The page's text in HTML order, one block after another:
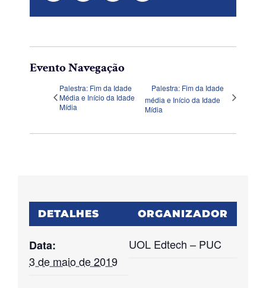
Evento Navegação
Palestra: Fim da Idade
Média e Início da Idade
Mídia
Palestra: Fim da Idade
média e Início da Idade
Mídia
DETALHES
Data:
3 de maio de 2019
ORGANIZADOR
UOL Edtech – PUC